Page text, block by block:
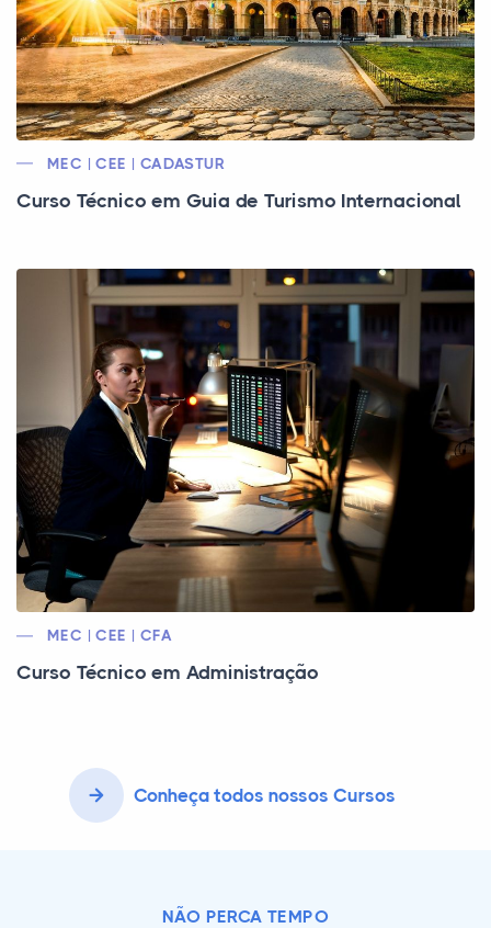
MEC | CEE | CADASTUR
Curso Técnico em Guia de Turismo Internacional
MEC | CEE | CFA
Curso Técnico em Administração
Conheça todos nossos Cursos
NÃO PERCA TEMPO